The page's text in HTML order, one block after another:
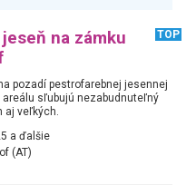
na zámku
TOP
pozadí pestrofarebnej jesennej
sľubujú nezabudnuteľný
aj veľkých.
a ďalšie
(AT)